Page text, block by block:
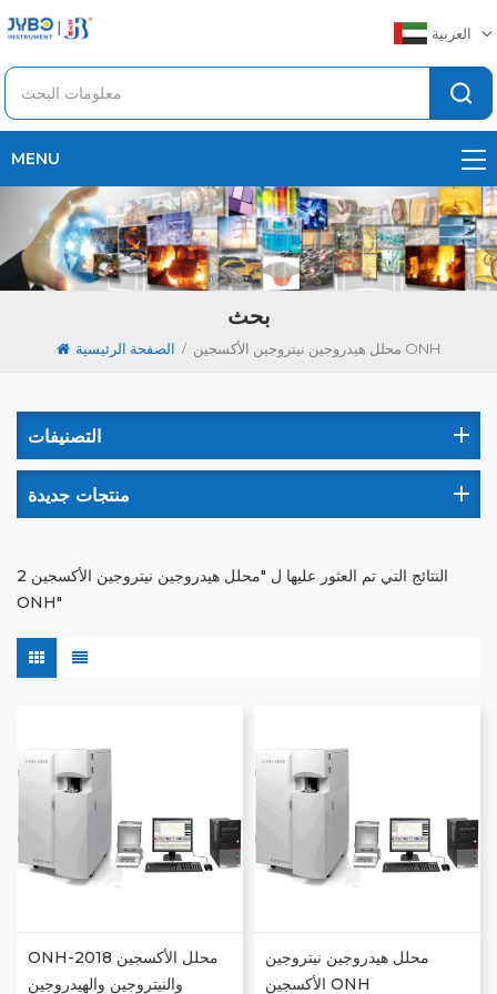
العربية
MENU
بحث
الصفحة الرئيسية / محلل هيدروجين نيتروجين الأكسجين ONH
التصنيفات
منتجات جديدة
2 النتائج التي تم العثور عليها ل "محلل هيدروجين نيتروجين الأكسجين
ONH"
ONH-2018 محلل الأكسجين
والنيتروجين والهيدروجين
محلل هيدروجين نيتروجين
الأكسجين ONH